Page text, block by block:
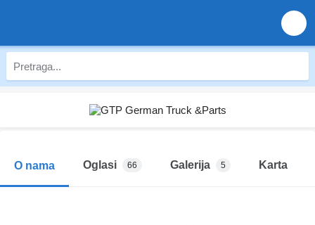
O nama Oglasi 66 Galerija 5 Karta